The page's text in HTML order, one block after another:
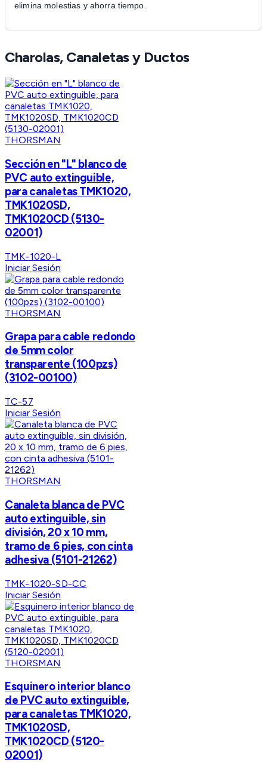
elimina molestias y ahorra tiempo.
Charolas, Canaletas y Ductos
THORSMAN
Sección en "L" blanco de
PVC auto extinguible,
para canaletas TMK1020,
TMK1020SD,
TMK1020CD (5130-
02001)
TMK-1020-L
Iniciar Sesión
THORSMAN
Grapa para cable redondo
de 5mm color
transparente (100pzs)
(3102-00100)
TC-57
Iniciar Sesión
THORSMAN
Canaleta blanca de PVC
auto extinguible, sin
división, 20 x 10 mm,
tramo de 6 pies, con cinta
adhesiva (5101-21262)
TMK-1020-SD-CC
Iniciar Sesión
THORSMAN
Esquinero interior blanco
de PVC auto extinguible,
para canaletas TMK1020,
TMK1020SD,
TMK1020CD (5120-
02001)